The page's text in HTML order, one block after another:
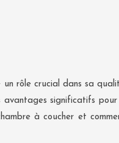
rôle crucial dans sa
avantages significatifs
à coucher et